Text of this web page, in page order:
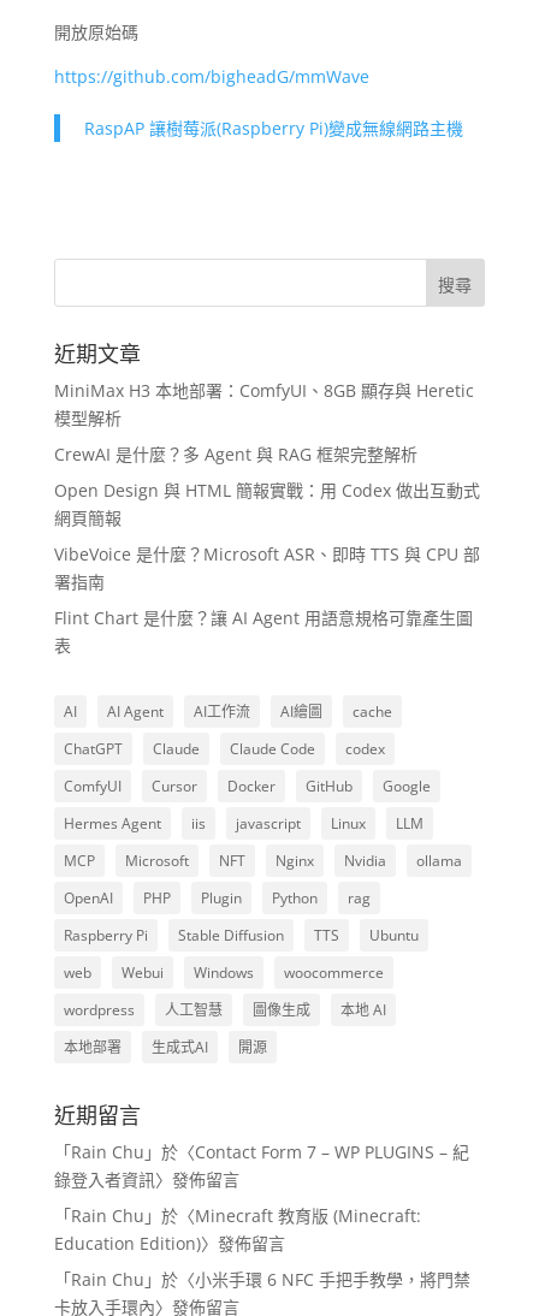
開放原始碼
https://github.com/bigheadG/mmWave
RaspAP 讓樹莓派(Raspberry Pi)變成無線網路主機
近期文章
MiniMax H3 本地部署：ComfyUI、8GB 顯存與 Heretic
模型解析
CrewAI 是什麼？多 Agent 與 RAG 框架完整解析
Open Design 與 HTML 簡報實戰：用 Codex 做出互動式
網頁簡報
VibeVoice 是什麼？Microsoft ASR、即時 TTS 與 CPU 部
署指南
Flint Chart 是什麼？讓 AI Agent 用語意規格可靠產生圖
表
AI AI Agent AI工作流 AI繪圖
cache
ChatGPT
Claude Claude Code
codex
ComfyUI
Cursor Docker GitHub
Google
Hermes Agent
iis javascript Linux
LLM
MCP
Microsoft NFT Nginx Nvidia
ollama
OpenAI
PHP Plugin Python
rag
Raspberry Pi
Stable Diffusion TTS
Ubuntu
web
Webui Windows
woocommerce
wordpress
人工智慧 圖像生成
本地 AI
本地部署
生成式AI 開源
近期留言
「Rain Chu 」於〈Contact Form 7 – WP PLUGINS – 紀
錄登入者資訊〉發佈留言
「Rain Chu 」於〈Minecraft 教育版 (Minecraft:
Education Edition)〉發佈留言
「Rain Chu 」於〈小米手環 6 NFC 手把手教學，將門禁
卡放入手環內〉發佈留言